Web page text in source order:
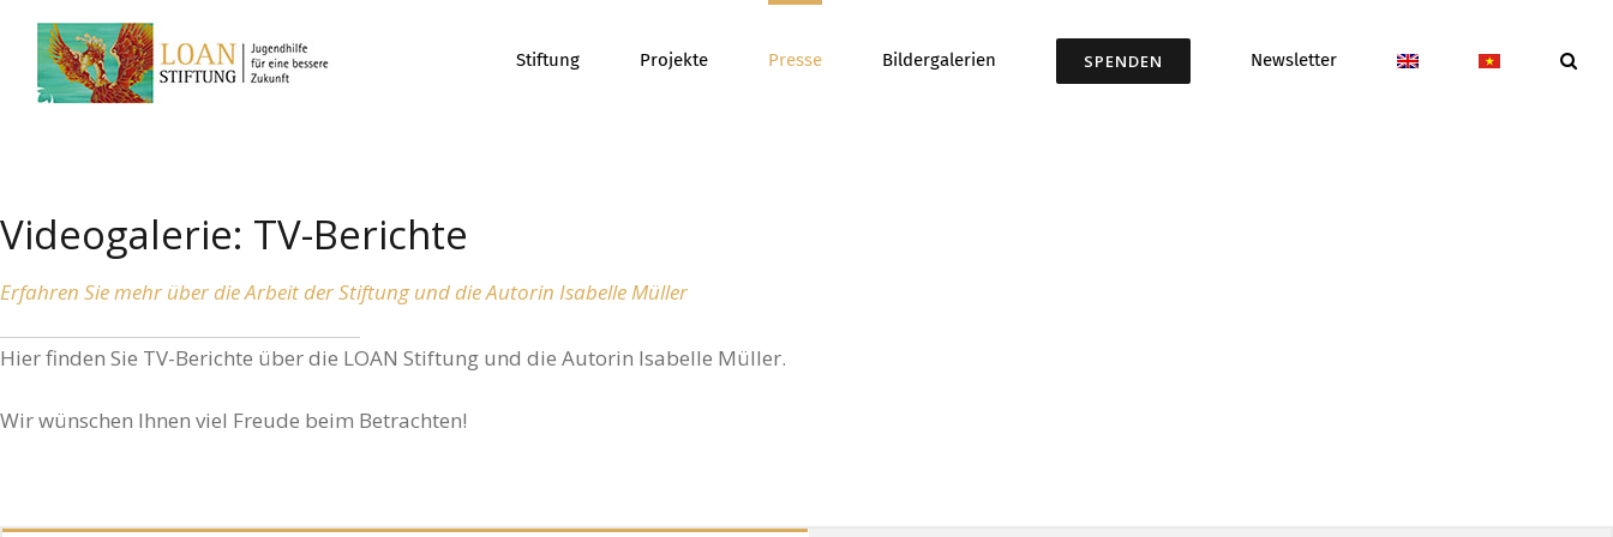
Stiftung Projekte Presse Bildergalerien SPENDEN Newsletter
Videogalerie: TV-Berichte
Erfahren Sie mehr über die Arbeit der Stiftung und die Autorin Isabelle Müller
Hier finden Sie TV-Berichte über die LOAN Stiftung und die Autorin Isabelle Müller.
Wir wünschen Ihnen viel Freude beim Betrachten!